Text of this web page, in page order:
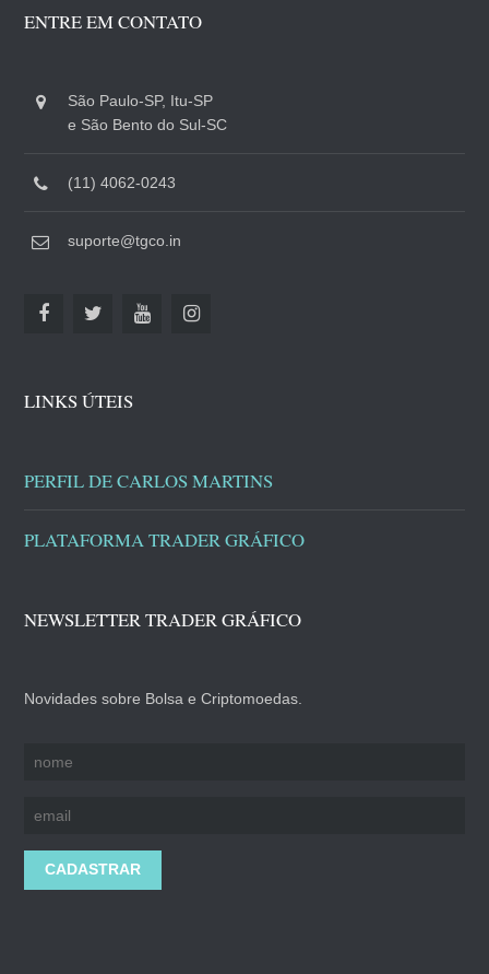
ENTRE EM CONTATO
São Paulo-SP, Itu-SP
e São Bento do Sul-SC
(11) 4062-0243
suporte@tgco.in
LINKS ÚTEIS
PERFIL DE CARLOS MARTINS
PLATAFORMA TRADER GRÁFICO
NEWSLETTER TRADER GRÁFICO
Novidades sobre Bolsa e Criptomoedas.
CADASTRAR